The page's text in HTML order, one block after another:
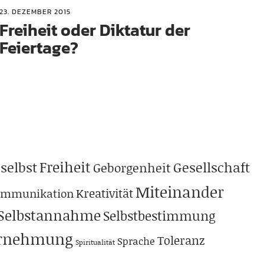
23. DEZEMBER 2015
Freiheit oder Diktatur der
Feiertage?
Freiheit Geborgenheit Gesellschaft
KreativitätMiteinander
Selbstbestimmung
Spiritualität Sprache Toleranz